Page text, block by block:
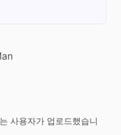
사용자가 업로드했습니